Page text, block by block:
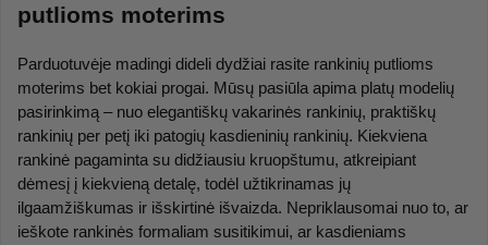
putlioms moterims
Parduotuvėje madingi dideli dydžiai rasite rankinių putlioms
moterims bet kokiai progai. Mūsų pasiūla apima platų modelių
pasirinkimą – nuo elegantiškų vakarinės rankinių, praktiškų
rankinių per petį iki patogių kasdieninių rankinių. Kiekviena
rankinė pagaminta su didžiausiu kruopštumu, atkreipiant
dėmesį į kiekvieną detalę, todėl užtikrinamas jų
ilgaamžiškumas ir išskirtinė išvaizda. Nepriklausomai nuo to, ar
ieškote rankinės formaliam susitikimui, ar kasdieniams